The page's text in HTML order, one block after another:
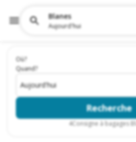
Où?
Quand?
Aujourd'hui
Recherche
4Consigne à bagages
Blanes
Aujourd'hui